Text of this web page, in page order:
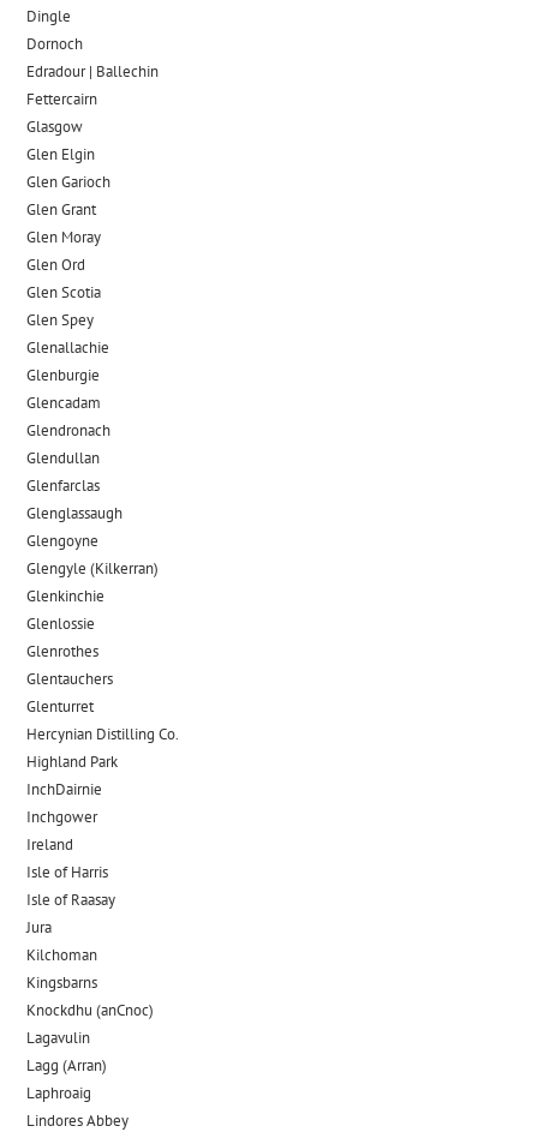
Dingle
Dornoch
Edradour | Ballechin
Fettercairn
Glasgow
Glen Elgin
Glen Garioch
Glen Grant
Glen Moray
Glen Ord
Glen Scotia
Glen Spey
Glenallachie
Glenburgie
Glencadam
Glendronach
Glendullan
Glenfarclas
Glenglassaugh
Glengoyne
Glengyle (Kilkerran)
Glenkinchie
Glenlossie
Glenrothes
Glentauchers
Glenturret
Hercynian Distilling Co.
Highland Park
InchDairnie
Inchgower
Ireland
Isle of Harris
Isle of Raasay
Jura
Kilchoman
Kingsbarns
Knockdhu (anCnoc)
Lagavulin
Lagg (Arran)
Laphroaig
Lindores Abbey